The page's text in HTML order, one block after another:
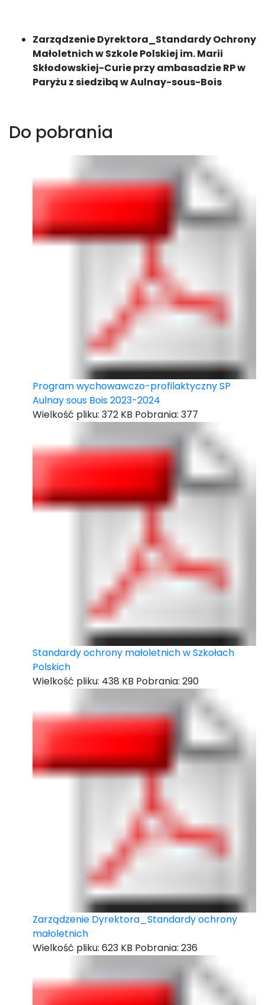
Zarządzenie Dyrektora_Standardy Ochrony
Małoletnich w Szkole Polskiej im. Marii
Skłodowskiej-Curie przy ambasadzie RP w
Paryżu z siedzibą w Aulnay-sous-Bois
Do pobrania
Program wychowawczo-profilaktyczny SP
Aulnay sous Bois 2023-2024
Wielkość pliku: 372 KB Pobrania: 377
Standardy ochrony małoletnich w Szkołach
Polskich
Wielkość pliku: 438 KB Pobrania: 290
Zarządzenie Dyrektora_Standardy ochrony
małoletnich
Wielkość pliku: 623 KB Pobrania: 236